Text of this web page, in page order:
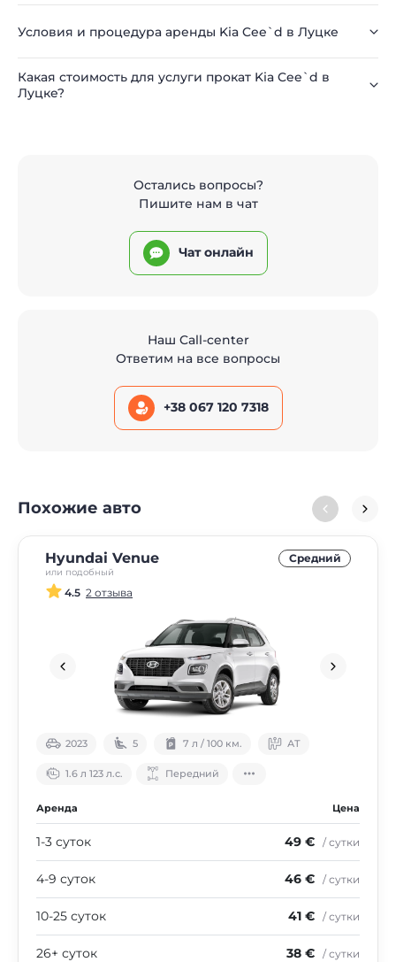
Условия и процедура аренды Kia Cee`d в Луцке
Какая стоимость для услуги прокат Kia Cee`d в
Луцке?
Остались вопросы?
Пишите нам в чат
Чат онлайн
Наш Call-center
Ответим на все вопросы
+38 067 120 7318
Похожие авто
Hyundai Venue
или подобный
Средний
4.5 2 отзыва
2023 5 7 л / 100 км. АТ
1.6 л 123 л.с. Передний
Аренда Цена
1-3 суток 49 € / сутки
4-9 суток 46 € / сутки
10-25 суток 41 € / сутки
26+ суток 38 € / сутки